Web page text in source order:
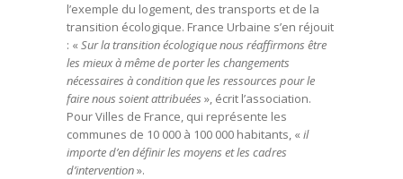
l’exemple du logement, des transports et de la
transition écologique. France Urbaine s’en réjouit
: « Sur la transition écologique nous réaffirmons être
les mieux à même de porter les changements
nécessaires à condition que les ressources pour le
faire nous soient attribuées », écrit l’association.
Pour Villes de France, qui représente les
communes de 10 000 à 100 000 habitants, « il
importe d’en définir les moyens et les cadres
d’intervention».